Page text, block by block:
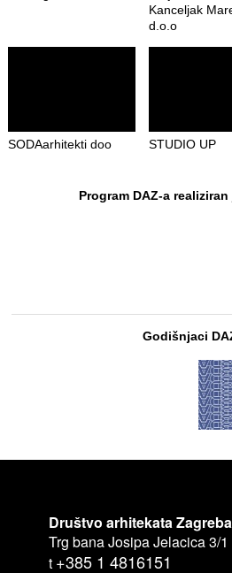
Kanceljak
d.o.o
SODAarhitekti doo STUDIO UP
Program DAZ-a
Godišnjaci
Društvo arhitekata Zagreba
Trg bana Josipa Jelacica 3/1
t +385 1 4816151